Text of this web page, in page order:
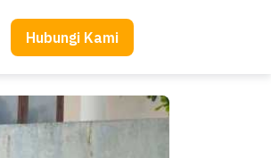
Hubungi Kami